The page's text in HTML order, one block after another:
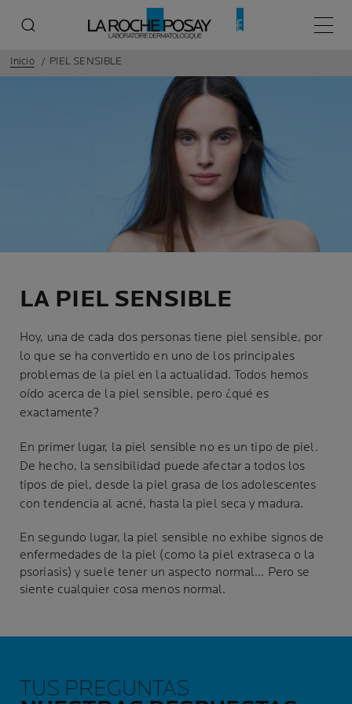
Menú
Inicio PIEL SENSIBLE
LA PIEL SENSIBLE
Hoy, una de cada dos personas tiene piel sensible, por
lo que se ha convertido en uno de los principales
problemas de la piel en la actualidad. Todos hemos
oído acerca de la piel sensible, pero ¿qué es
exactamente?
En primer lugar, la piel sensible no es un tipo de piel.
De hecho, la sensibilidad puede afectar a todos los
tipos de piel, desde la piel grasa de los adolescentes
con tendencia al acné, hasta la piel seca y madura.
En segundo lugar, la piel sensible no exhibe signos de
enfermedades de la piel (como la piel extraseca o la
psoriasis) y suele tener un aspecto normal... Pero se
siente cualquier cosa menos normal.
TUS PREGUNTAS